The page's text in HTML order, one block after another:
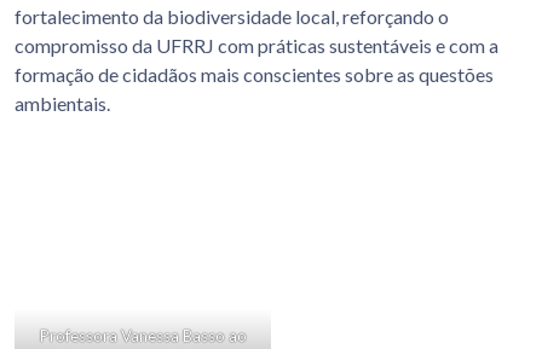
fortalecimento da biodiversidade local, reforçando o
compromisso da UFRRJ com práticas sustentáveis e com a
formação de cidadãos mais conscientes sobre as questões
ambientais.
Professora Vanessa Basso ao